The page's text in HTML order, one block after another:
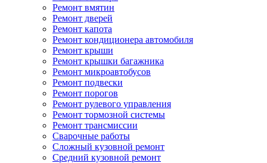
Ремонт вмятин
Ремонт дверей
Ремонт капота
Ремонт кондиционера автомобиля
Ремонт крыши
Ремонт крышки багажника
Ремонт микроавтобусов
Ремонт подвески
Ремонт порогов
Ремонт рулевого управления
Ремонт тормозной системы
Ремонт трансмиссии
Сварочные работы
Сложный кузовной ремонт
Средний кузовной ремонт